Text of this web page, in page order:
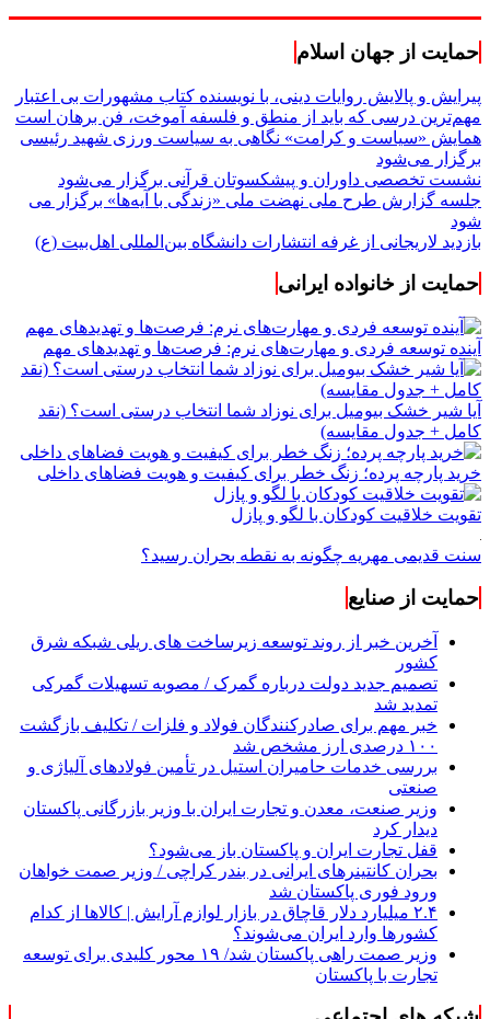
حمایت از جهان اسلام
پیرایش و پالایش روایات دینی، با نویسنده کتاب مشهورات بی اعتبار
مهم‌ترین درسی که باید از منطق و فلسفه آموخت، فن برهان است
همایش «سیاست و کرامت» نگاهی به سیاست ورزی شهید رئیسی
برگزار می‌شود
نشست تخصصی داوران و پیشکسوتان قرآنی برگزار می‌شود
جلسه گزارش طرح ملی نهضت ملی «زندگی با آیه‌ها» برگزار می
شود
بازدید لاریجانی از غرفه انتشارات دانشگاه بین‌المللی اهل‌بیت (ع)
حمایت از خانواده ایرانی
آینده توسعه فردی و مهارت‌های نرم: فرصت‌ها و تهدیدهای مهم
آیا شیر خشک بیومیل برای نوزاد شما انتخاب درستی است؟ (نقد
کامل + جدول مقایسه)
خرید پارچه پرده؛ زنگ خطر برای کیفیت و هویت فضاهای داخلی
تقویت خلاقیت کودکان با لگو و پازل
سنت قدیمی مهریه چگونه به نقطه بحران رسید؟
حمایت از صنایع
آخرین خبر از روند توسعه زیرساخت های ریلی شبکه شرق
کشور
تصمیم جدید دولت درباره گمرک / مصوبه تسهیلات گمرکی
تمدید شد
خبر مهم برای صادرکنندگان فولاد و فلزات / تکلیف بازگشت
۱۰۰ درصدی ارز مشخص شد
بررسی خدمات حامیران استیل در تأمین فولادهای آلیاژی و
صنعتی
وزیر صنعت، معدن و تجارت ایران با وزیر بازرگانی پاکستان
دیدار کرد
قفل تجارت ایران و پاکستان باز می‌شود؟
بحران کانتینر‌های ایرانی در بندر کراچی / وزیر صمت خواهان
ورود فوری پاکستان شد
۲.۴ میلیارد دلار قاچاق در بازار لوازم آرایش | کالاها از کدام
کشورها وارد ایران می‌شوند؟
وزیر صمت راهی پاکستان شد/ ۱۹ محور کلیدی برای توسعه
تجارت با پاکستان